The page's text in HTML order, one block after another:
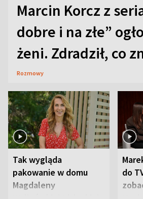
Marcin Korcz z
dobre i na złe”
żeni. Zdradził, co
Rozmowy
Tak wygląda
pakowanie w domu
Magdaleny
do